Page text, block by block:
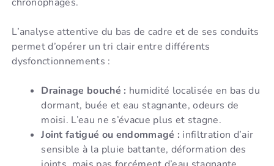
chronophages.
L’analyse attentive du bas de cadre et de ses conduits
permet d’opérer un tri clair entre différents
dysfonctionnements :
Drainage bouché : humidité localisée en bas du
dormant, buée et eau stagnante, odeurs de
moisi. L’eau ne s’évacue plus et stagne.
Joint fatigué ou endommagé : infiltration d’air
sensible à la pluie battante, déformation des